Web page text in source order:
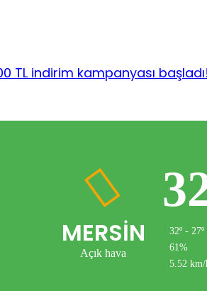
TL indirim kampanyası başladı!
MERSİN
Açık hava
32º - 27º
61%
5.52 km/